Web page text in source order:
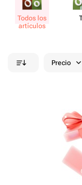
Todos los
artículos
Precio